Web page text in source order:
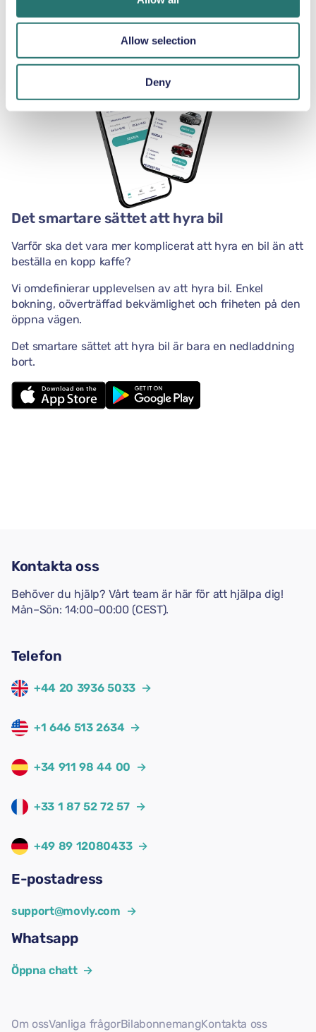
Allow selection
Deny
Det smartare sättet att hyra bil
Varför ska det vara mer komplicerat att hyra en bil än att
beställa en kopp kaffe?
Vi omdefinierar upplevelsen av att hyra bil. Enkel
bokning, oöverträffad bekvämlighet och friheten på den
öppna vägen.
Det smartare sättet att hyra bil är bara en nedladdning
bort.
Kontakta oss
Behöver du hjälp? Vårt team är här för att hjälpa dig!
Mån–Sön: 14:00–00:00 (CEST).
Telefon
+44 20 3936 5033 →
+1 646 513 2634 →
+34 911 98 44 00 →
+33 1 87 52 72 57 →
+49 89 12080433 →
E-postadress
support@movly.com →
Whatsapp
Öppna chatt →
Om ossVanliga frågorBilabonnemangKontakta oss